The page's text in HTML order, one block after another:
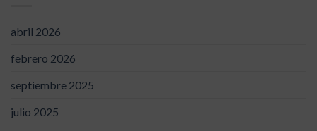
abril 2026
febrero 2026
septiembre 2025
julio 2025